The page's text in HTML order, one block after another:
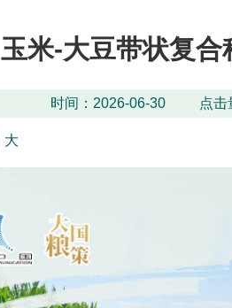
农业“火花技术”
玉米-大豆带状复合
时间：2026-06-30 点击
大